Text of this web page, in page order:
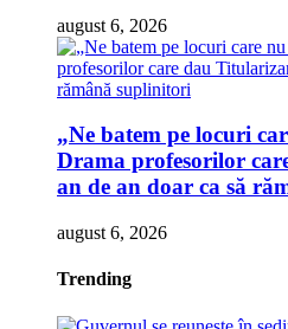
august 6, 2026
„Ne batem pe locuri
Drama profesorilor
an de an doar ca să
august 6, 2026
Trending